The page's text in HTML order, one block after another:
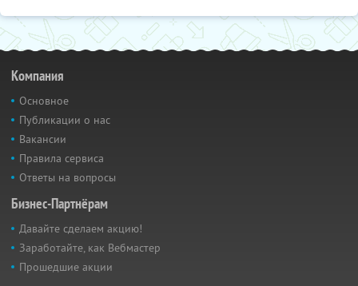
Компания
Основное
Публикации о нас
Вакансии
Правила сервиса
Ответы на вопросы
Бизнес-Партнёрам
Давайте сделаем акцию!
Заработайте, как Вебмастер
Прошедшие акции